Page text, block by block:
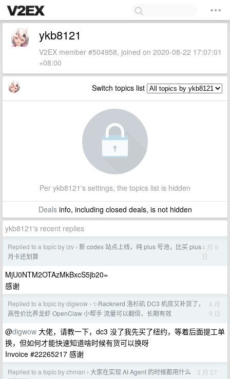
ykb8121
V2EX member #504958, joined on 2020-08-22 17:07:01
+08:00
Switch topics list
Per ykb8121's settings, the topics list is hidden
Dealsinfo, including closed deals, is not hidden
ykb8121's recent replies
Replied to a topic by izv › 新 codex 站点上线，纯 plus 号池，比买 plus
月卡还划算
4 月 9
日
MjU0NTM2OTAzMkBxcS5jb20=
感谢
Replied to a topic by digwow › ✨Racknerd 洛杉矶 DC3 机房又补货了，
高性价比养龙虾 OpenClaw 小帮手 流量可以翻倍，长期有效
4 月
9 日
@digwow 大佬，请教一下，dc3 没了我先买了纽约，等着后面提工单
换，但如何才能快速知道啥时候有货可以换呀
Invoice #22265217 感谢
Replied to a topic by chman › 大家在实现 AI Agent 的时候都用什么
3 月 27